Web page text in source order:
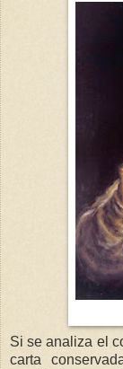
Si se analiza el
carta